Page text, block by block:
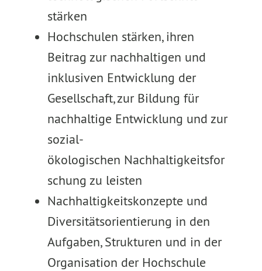
stärken
Hochschulen stärken, ihren
Beitrag zur nachhaltigen und
inklusiven Entwicklung der
Gesellschaft, zur Bildung für
nachhaltige Entwicklung und zur
sozial-
ökologischen Nachhaltigkeitsfor
schung zu leisten
Nachhaltigkeitskonzepte und
Diversitätsorientierung in den
Aufgaben, Strukturen und in der
Organisation der Hochschule